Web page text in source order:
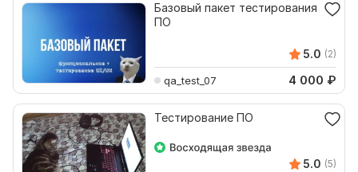
Базовый пакет тестирования
ПО
5.0 (2)
qa_test_07 4 000 ₽
Тестирование ПО
5.0 (5)